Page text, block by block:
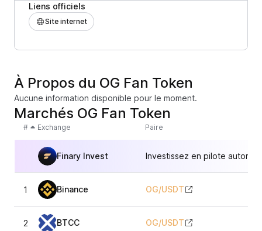
Liens officiels
Site internet
À Propos du OG Fan Token
Aucune information disponible pour le moment.
Marchés OG Fan Token
# Exchange Paire
Finary Invest Investissez en pilote
1 Binance OG/USDT
2 BTCC OG/USDT